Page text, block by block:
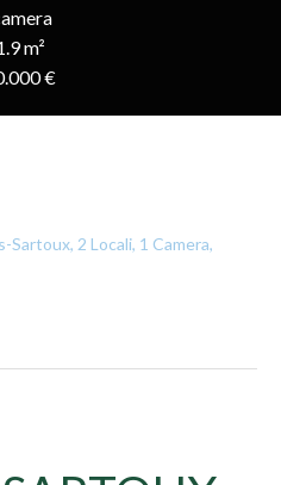
m²
€
2 Locali, 1 Camera,